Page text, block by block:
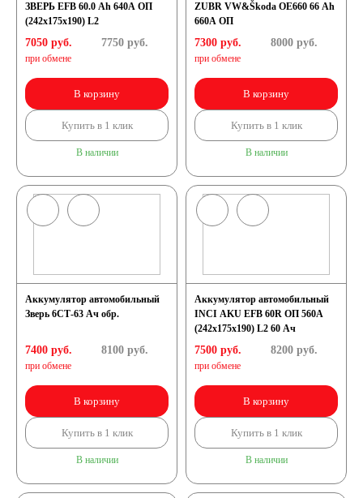
ЗВЕРЬ EFB 60.0 Ah 640А ОП
(242x175x190) L2
7050 руб.
при обмене
7750руб.
В корзину
Купить в 1 клик
В наличии
ZUBR VW&Škoda OE660 66 Ah
660A ОП
7300 руб.
при обмене
8000руб.
В корзину
Купить в 1 клик
В наличии
Аккумулятор автомобильный
Зверь 6СТ-63 Ач обр.
7400 руб.
при обмене
8100руб.
В корзину
Купить в 1 клик
В наличии
Аккумулятор автомобильный
INCI AKU EFB 60R ОП 560A
(242x175x190) L2 60 Ач
7500 руб.
при обмене
8200руб.
В корзину
Купить в 1 клик
В наличии